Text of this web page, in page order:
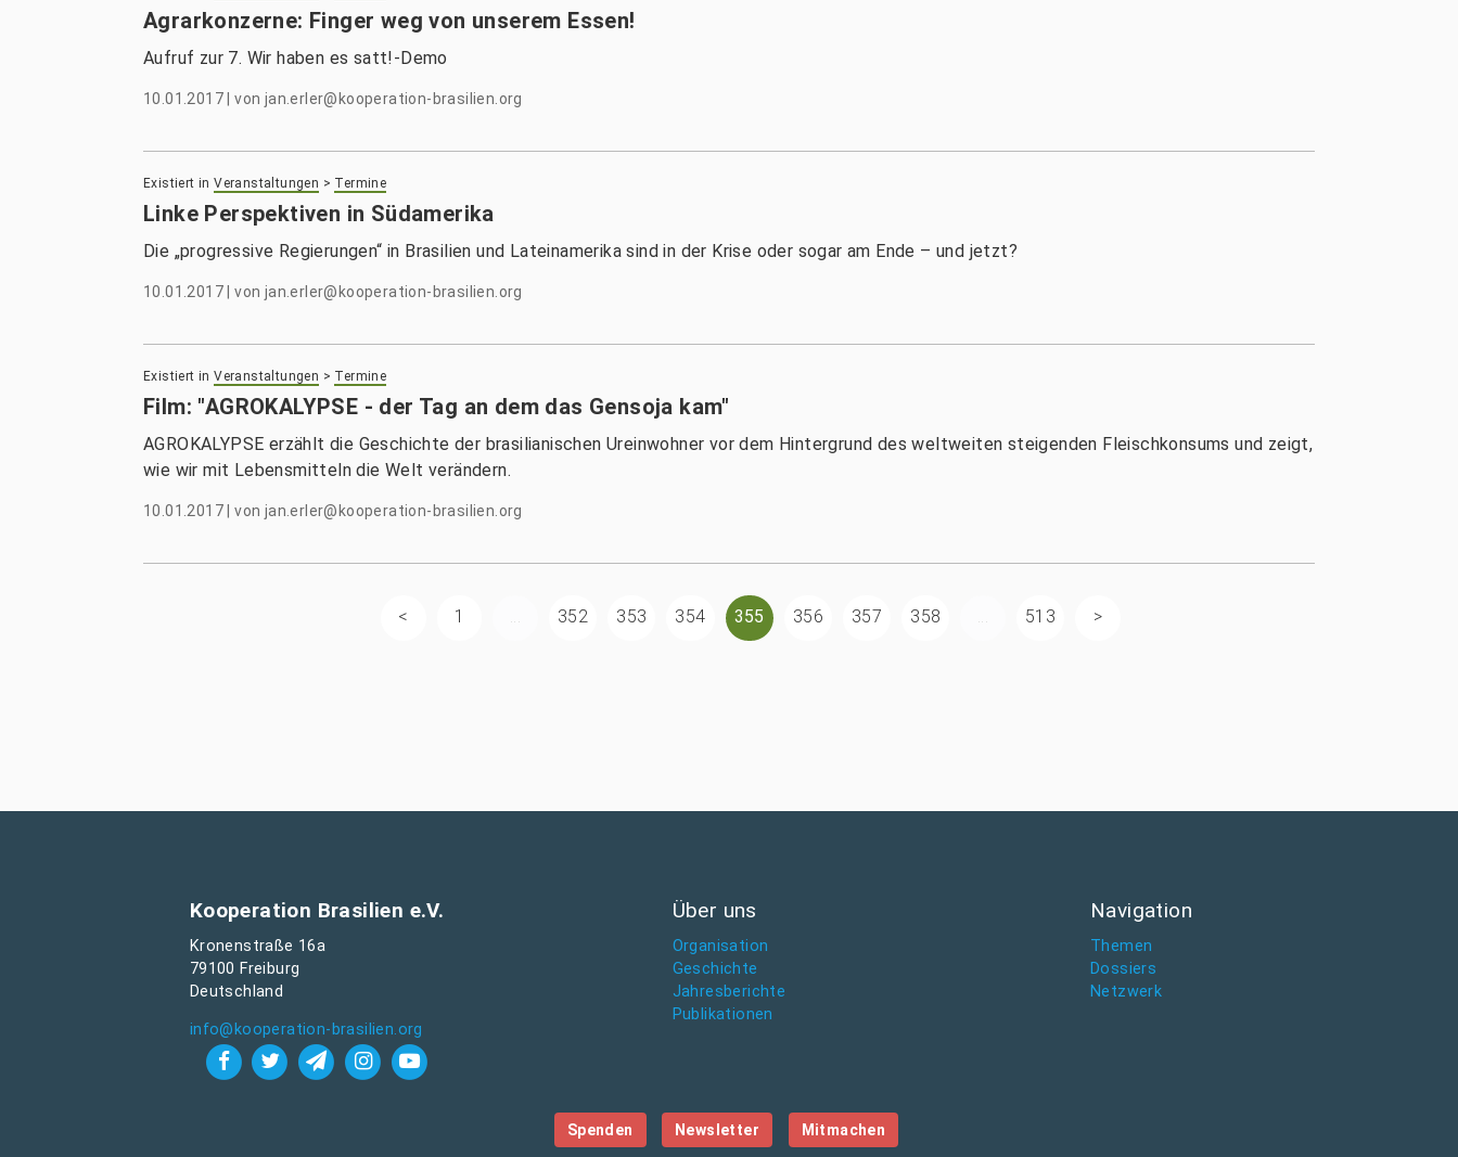
Agrarkonzerne: Finger weg von unserem Essen!
Aufruf zur 7. Wir haben es satt!-Demo
10.01.2017 |von jan.erler@kooperation-brasilien.org
Existiert in Veranstaltungen > Termine
Linke Perspektiven in Südamerika
Die „progressive Regierungen“ in Brasilien und Lateinamerika sind in der Krise oder sogar am Ende – und jetzt?
10.01.2017 |von jan.erler@kooperation-brasilien.org
Existiert in Veranstaltungen > Termine
Film: "AGROKALYPSE - der Tag an dem das Gensoja kam"
AGROKALYPSE erzählt die Geschichte der brasilianischen Ureinwohner vor dem Hintergrund des weltweiten steigenden Fleischkonsums und zeigt,
wie wir mit Lebensmitteln die Welt verändern.
10.01.2017 |von jan.erler@kooperation-brasilien.org
1 ... 352 353 354 355 356 357 358 ... 513
Kooperation Brasilien e.V.
Kronenstraße 16a
79100 Freiburg
Deutschland
info@kooperation-brasilien.org
Über uns
Organisation
Geschichte
Jahresberichte
Publikationen
Navigation
Themen
Dossiers
Netzwerk
Spenden Newsletter Mitmachen